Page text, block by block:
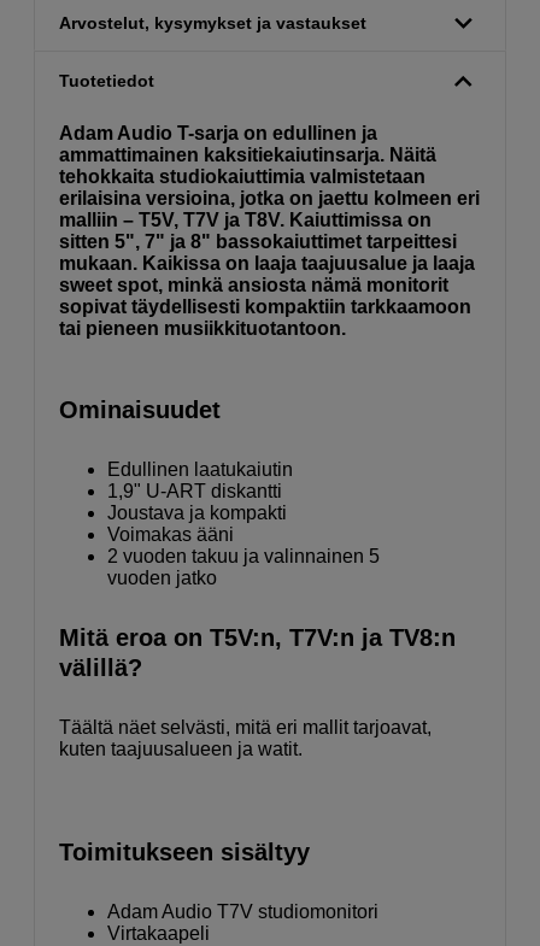
Arvostelut, kysymykset ja vastaukset
Tuotetiedot
Adam Audio T-sarja on edullinen ja
ammattimainen kaksitiekaiutinsarja. Näitä
tehokkaita studiokaiuttimia valmistetaan
erilaisina versioina, jotka on jaettu kolmeen eri
malliin – T5V, T7V ja T8V. Kaiuttimissa on
sitten 5", 7" ja 8" bassokaiuttimet tarpeittesi
mukaan. Kaikissa on laaja taajuusalue ja laaja
sweet spot, minkä ansiosta nämä monitorit
sopivat täydellisesti kompaktiin tarkkaamoon
tai pieneen musiikkituotantoon.
Ominaisuudet
Edullinen laatukaiutin
1,9" U-ART diskantti
Joustava ja kompakti
Voimakas ääni
2 vuoden takuu ja valinnainen 5
vuoden jatko
Mitä eroa on T5V:n, T7V:n ja TV8:n
välillä?
Täältä näet selvästi, mitä eri mallit tarjoavat,
kuten taajuusalueen ja watit.
Toimitukseen sisältyy
Adam Audio T7V studiomonitori
Virtakaapeli